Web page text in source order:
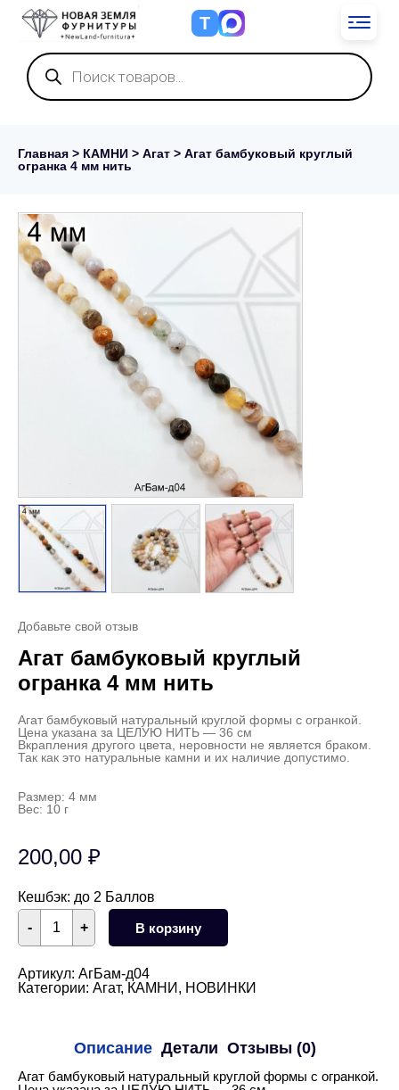
Т
Поиск
товаров
Главная > КАМНИ > Агат > Агат бамбуковый круглый
огранка 4 мм нить
Добавьте свой отзыв
Агат бамбуковый круглый
огранка 4 мм нить
Агат бамбуковый натуральный круглой формы с огранкой.
Цена указана за ЦЕЛУЮ НИТЬ — 36 см
Вкрапления другого цвета, неровности не является браком.
Так как это натуральные камни и их наличие допустимо.
Размер: 4 мм
Вес: 10 г
200,00 ₽
Кешбэк: до 2 Баллов
+
Количество
товара
Агат
круглый
огранка
- В корзину
Артикул: АгБам-д04
Категории: Агат, КАМНИ , НОВИНКИ
Описание Детали Отзывы (0)
Агат бамбуковый натуральный круглой формы с огранкой.